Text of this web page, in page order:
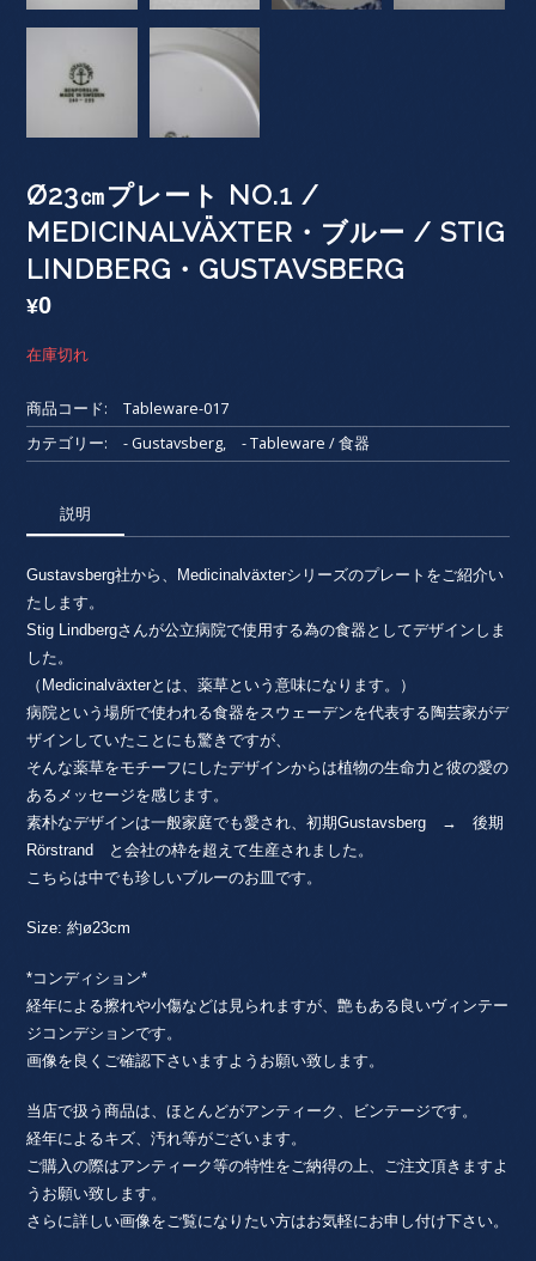
Ø23㎝プレート NO.1 /
MEDICINALVÄXTER・ブルー / STIG
LINDBERG・GUSTAVSBERG
¥0
在庫切れ
商品コード:
Tableware-017
カテゴリー:
- Gustavsberg, - Tableware / 食器
説明
Gustavsberg社から、Medicinalväxterシリーズのプレートをご紹介い
たします。
Stig Lindbergさんが公立病院で使用する為の食器としてデザインしま
した。
（Medicinalväxterとは、薬草という意味になります。）
病院という場所で使われる食器をスウェーデンを代表する陶芸家がデ
ザインしていたことにも驚きですが、
そんな薬草をモチーフにしたデザインからは植物の生命力と彼の愛の
あるメッセージを感じます。
素朴なデザインは一般家庭でも愛され、初期Gustavsberg → 後期
Rörstrand と会社の枠を超えて生産されました。
こちらは中でも珍しいブルーのお皿です。
Size: 約ø23cm
*コンディション*
経年による擦れや小傷などは見られますが、艶もある良いヴィンテー
ジコンデションです。
画像を良くご確認下さいますようお願い致します。
当店で扱う商品は、ほとんどがアンティーク、ビンテージです。
経年によるキズ、汚れ等がございます。
ご購入の際はアンティーク等の特性をご納得の上、ご注文頂きますよ
うお願い致します。
さらに詳しい画像をご覧になりたい方はお気軽にお申し付け下さい。